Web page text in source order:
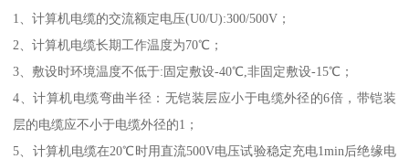
1、计算机电缆的交流额定电压(U0/U):300/500V；
2、计算机电缆长期工作温度为70℃；
3、敷设时环境温度不低于:固定敷设-40℃,非固定敷设-15℃；
4、计算机电缆弯曲半径：无铠装层应小于电缆外径的6倍，带铠装
层的电缆应不小于电缆外径的1；
5、计算机电缆在20℃时用直流500V电压试验稳定充电1min后绝缘电